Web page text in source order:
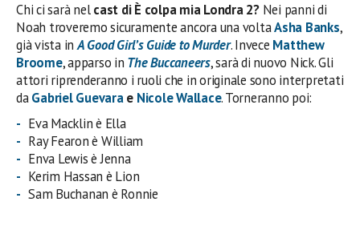
Chi ci sarà nelcast di È colpa mia Londra 2?Nei panni di
Noah troveremo sicuramente ancora una voltaAsha Banks,
già vista inA Good Girl’s Guide to Murder. Invece Matthew
Broome, apparso in The Buccaneers, sarà di nuovo Nick. Gli
attori riprenderanno i ruoli che in originale sono interpretati
daGabriel Guevarae Nicole Wallace. Torneranno poi:
Eva Macklin è Ella
Ray Fearon è William
Enva Lewis è Jenna
Kerim Hassan è Lion
Sam Buchanan è Ronnie